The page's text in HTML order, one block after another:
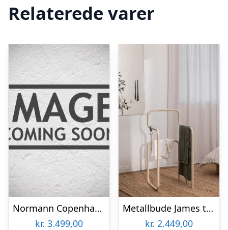
Relaterede varer
Normann Copenhagen Toj Tøjstativ Stor Hvid
kr. 3.499,00
Metallbude James tøjbutler tøjstativ i stål H89,5 x B42,5 x D42,5 cm – Mat creme
kr. 2.449,00